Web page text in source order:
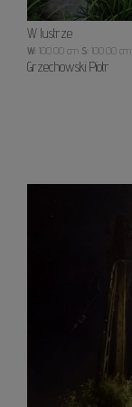
W lustrze
W: 100.00 cm S: 100.00 cm
Grzechowski Piotr